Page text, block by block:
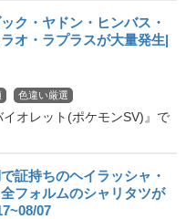
ク・ヤドン・ヒンバス・
オ・ラプラスが大量発生|
色違い厳選
イオレット(ポケモンSV)』で
証持ちのヘイラッシャ・
フォルムのシャリタツが
07